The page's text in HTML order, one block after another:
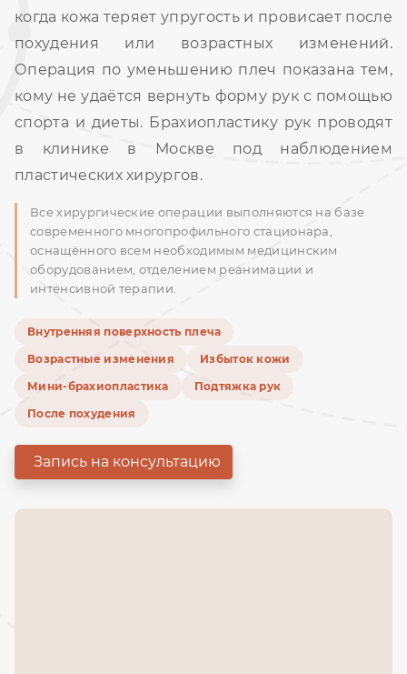
когда кожа теряет упругость и провисает после
похудения или возрастных изменений.
Операция по уменьшению плеч показана тем,
кому не удаётся вернуть форму рук с помощью
спорта и диеты. Брахиопластику рук проводят
в клинике в Москве под наблюдением
пластических хирургов.
Все хирургические операции выполняются на базе
современного многопрофильного стационара,
оснащённого всем необходимым медицинским
оборудованием, отделением реанимации и
интенсивной терапии.
Внутренняя поверхность плеча
Возрастные изменения
Избыток кожи
Мини-брахиопластика
Подтяжка рук
После похудения
Запись на консультацию